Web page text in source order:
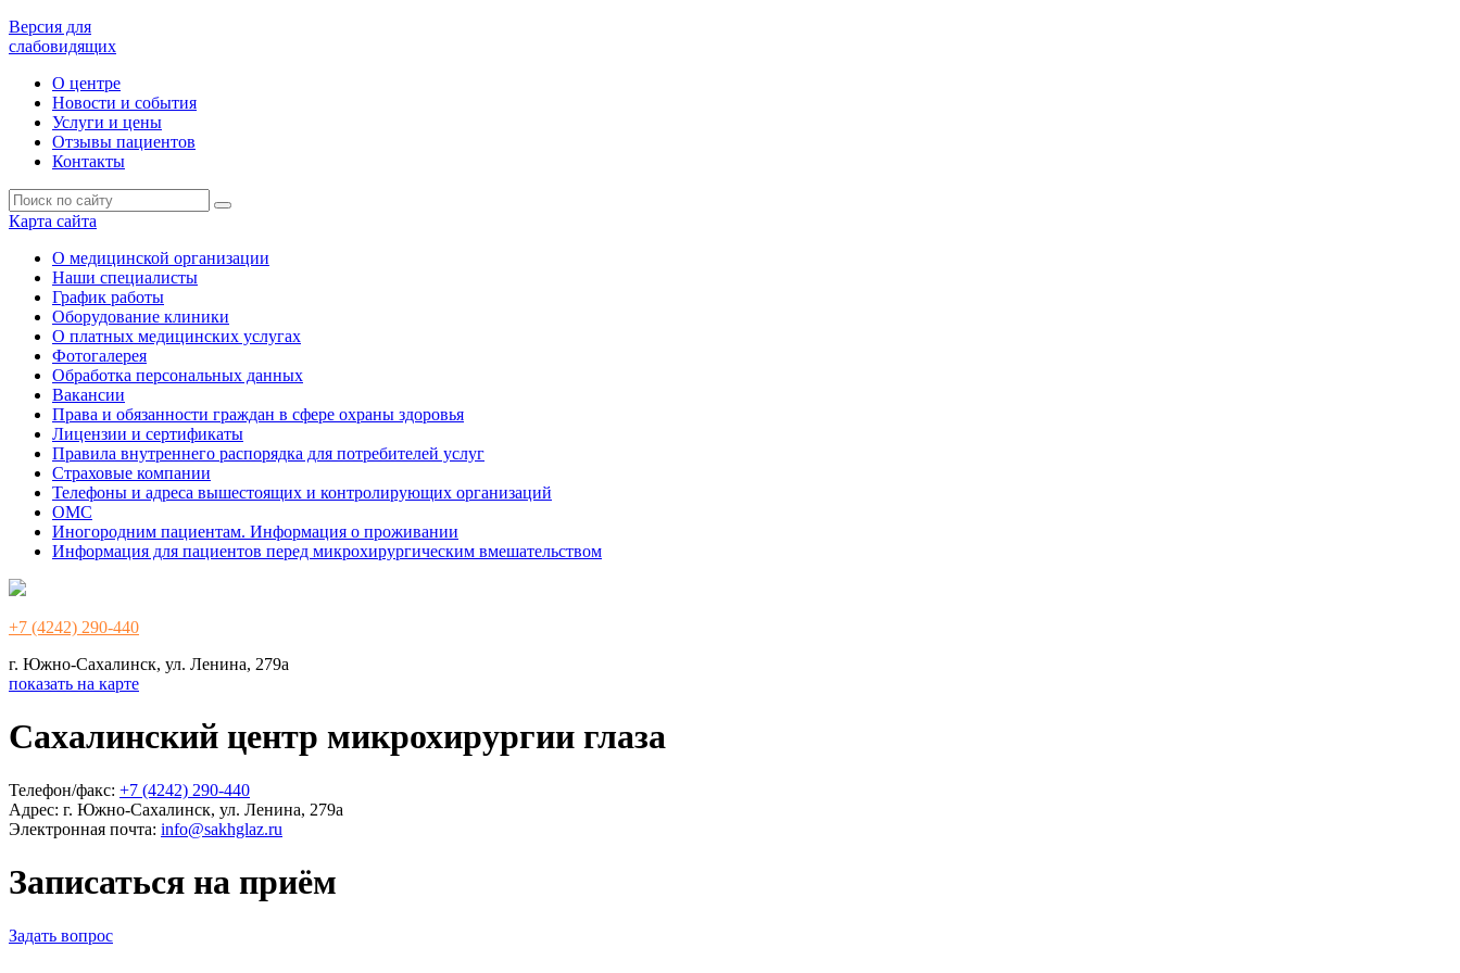
Версия для
слабовидящих
О центре
Новости и события
Услуги и цены
Отзывы пациентов
Контакты
Карта сайта
О медицинской организации
Наши специалисты
График работы
Оборудование клиники
О платных медицинских услугах
Фотогалерея
Обработка персональных данных
Вакансии
Права и обязанности граждан в сфере охраны здоровья
Лицензии и сертификаты
Правила внутреннего распорядка для потребителей услуг
Страховые компании
Телефоны и адреса вышестоящих и контролирующих организаций
ОМС
Иногородним пациентам. Информация о проживании
Информация для пациентов перед микрохирургическим вмешательством
+7 (4242) 290-440
г. Южно-Сахалинск, ул. Ленина, 279а
показать на карте
Сахалинский центр микрохирургии глаза
Телефон/факс: +7 (4242) 290-440
Адрес: г. Южно-Сахалинск, ул. Ленина, 279а
Электронная почта: info@sakhglaz.ru
Записаться на приём
Задать вопрос